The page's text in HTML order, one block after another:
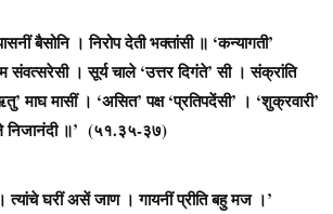
बैसोनि । निरोप देती भक्तांसी ॥ ‘कन्यागती’
संवत्सरेसी । सूर्य चाले ‘उत्तर दिगंते’ सी । संक्रांति
माघ मासीं । ‘असित’ पक्ष ‘प्रतिपदेंसी’ । ‘शुक्रवारी’
निजानंदी ॥’ (५१.३५-३७)
त्यांचे घरीं असें जाण । गायनीं प्रीति बहु मज ।’